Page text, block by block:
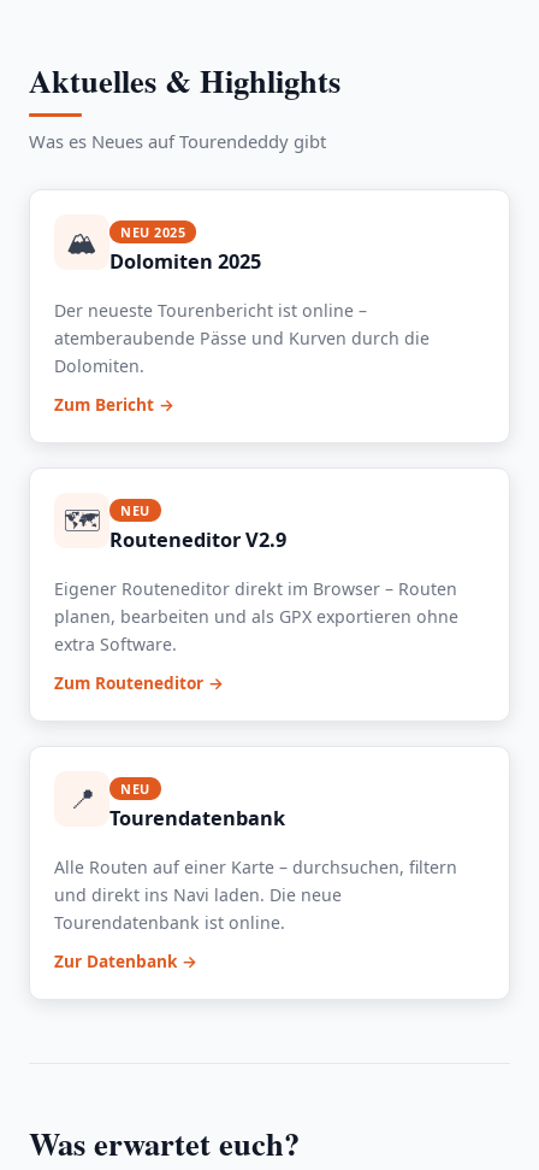
Aktuelles & Highlights
Was es Neues auf Tourendeddy gibt
🏔️ NEU 2025
Dolomiten 2025
Der neueste Tourenbericht ist online –
atemberaubende Pässe und Kurven durch die
Dolomiten.
Zum Bericht →
🗺️ NEU
Routeneditor V2.9
Eigener Routeneditor direkt im Browser – Routen
planen, bearbeiten und als GPX exportieren ohne
extra Software.
Zum Routeneditor →
📍 NEU
Tourendatenbank
Alle Routen auf einer Karte – durchsuchen, filtern
und direkt ins Navi laden. Die neue
Tourendatenbank ist online.
Zur Datenbank →
Was erwartet euch?